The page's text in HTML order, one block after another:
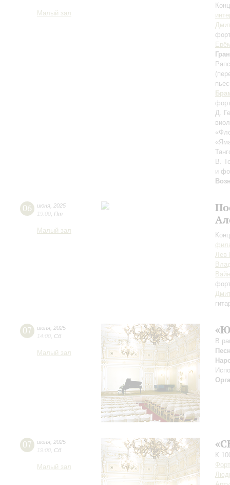
Малый зал
Д.
В.
и
06 июня 2025
19:00 Пт
Малый зал
Лев
07 июня 2025
14:00 Сб
Малый зал
В
07 июня 2025
19:00 Сб
Малый зал
К